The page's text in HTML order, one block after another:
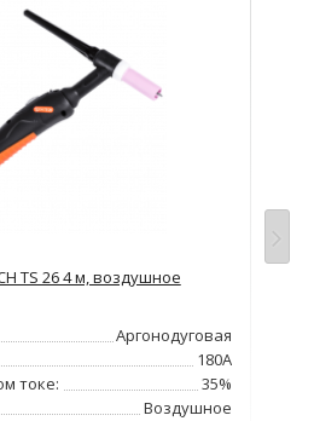
TS 26 4 м, воздушное
Аргонодуговая
180А
токе:
35%
Воздушное